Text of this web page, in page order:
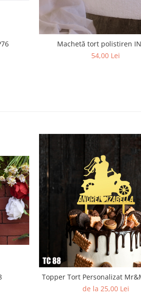
Machetă tort polistiren
54,00 Lei
Topper Tort Personalizat
de la 25,00 Lei